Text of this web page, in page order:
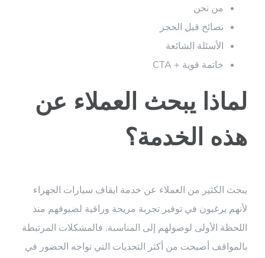
من نحن
نصائح قبل الحجز
الأسئلة الشائعة
خاتمة قوية + CTA
لماذا يبحث العملاء عن
هذه الخدمة؟
يبحث الكثير من العملاء عن خدمة ايقاف سيارات الجهراء
لأنهم يرغبون في توفير تجربة مريحة وراقية لضيوفهم منذ
اللحظة الأولى لوصولهم إلى المناسبة. فالمشكلات المرتبطة
بالمواقف أصبحت من أكثر التحديات التي تواجه الحضور في